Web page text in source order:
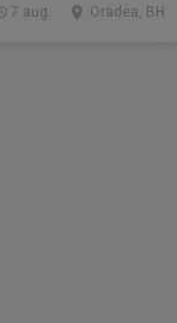
Oradea, BH
7 aug.